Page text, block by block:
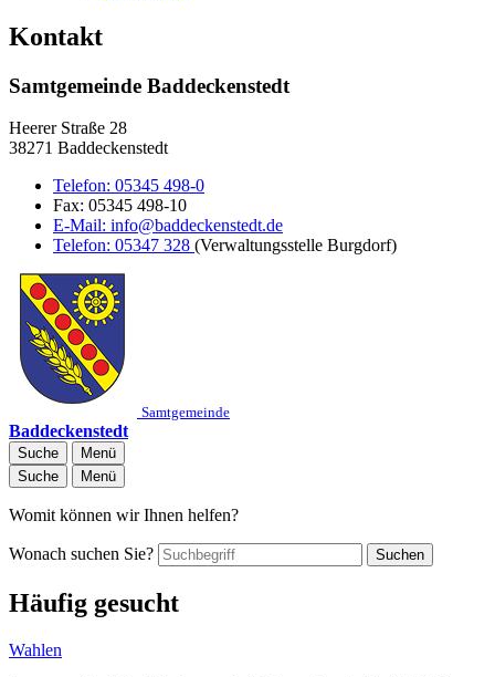
Kontakt
Samtgemeinde Baddeckenstedt
Heerer Straße 28
38271 Baddeckenstedt
Telefon: 05345 498-0
Fax: 05345 498-10
E-Mail: info@baddeckenstedt.de
Telefon: 05347 328 (Verwaltungsstelle Burgdorf)
Samtgemeinde
Baddeckenstedt
Suche
Menü
Suche
Menü
Womit können wir Ihnen helfen?
Wonach suchen Sie? Suchen
Häufig gesucht
Wahlen